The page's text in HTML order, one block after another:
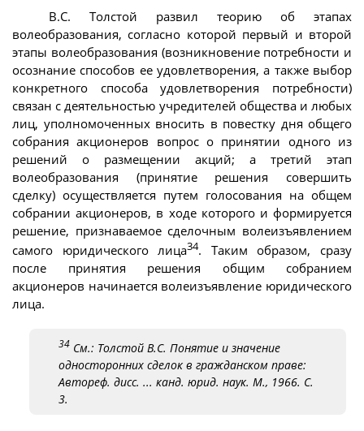
В.С. Толстой развил теорию об этапах
волеобразования, согласно которой первый и второй
этапы волеобразования (возникновение потребности и
осознание способов ее удовлетворения, а также выбор
конкретного способа удовлетворения потребности)
связан с деятельностью учредителей общества и любых
лиц, уполномоченных вносить в повестку дня общего
собрания акционеров вопрос о принятии одного из
решений о размещении акций; а третий этап
волеобразования (принятие решения совершить
сделку) осуществляется путем голосования на общем
собрании акционеров, в ходе которого и формируется
решение, признаваемое сделочным волеизъявлением
самого юридического лица34. Таким образом, сразу
после принятия решения общим собранием
акционеров начинается волеизъявление юридического
лица.
34 См.: Толстой В.С. Понятие и значение
односторонних сделок в гражданском праве:
Автореф. дисс. ... канд. юрид. наук. М., 1966. С.
3.